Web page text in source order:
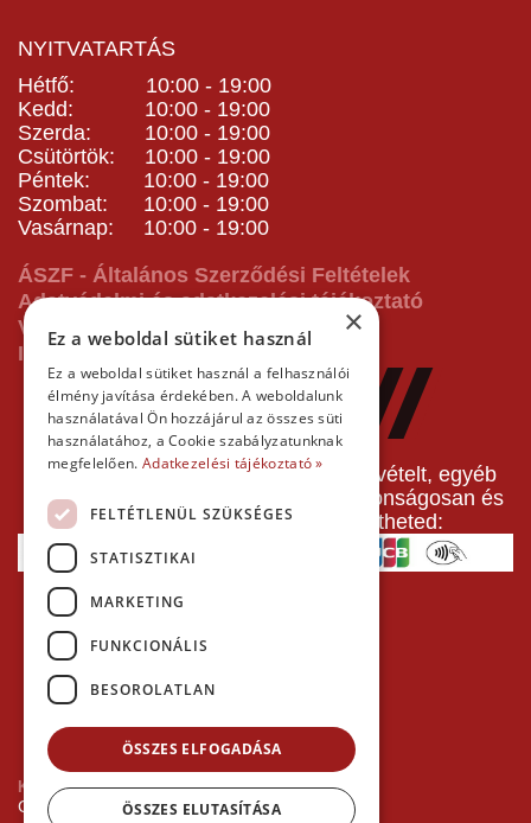
NYITVATARTÁS
Hétfő: 10:00 - 19:00
Kedd: 10:00 - 19:00
Szerda: 10:00 - 19:00
Csütörtök: 10:00 - 19:00
Péntek: 10:00 - 19:00
Szombat: 10:00 - 19:00
Vasárnap: 10:00 - 19:00
ÁSZF - Általános Szerződési Feltételek
Adatvédelmi és adatkezelési tájékoztató
Vásárlás előtti tájékoztató
Impresszum
A pályafoglalást, gokartverseny részvételt, egyéb
termékeinket, szolgáltatásainkat biztonságosan és
gyorsan bankkártyával is kifizetheted:
Kezdőlap
Copyright © 2026 Minden jog fenntartva!
×
Ez a weboldal sütiket használ
Ez a weboldal sütiket használ a felhasználói
élmény javítása érdekében. A weboldalunk
használatával Ön hozzájárul az összes süti
használatához, a Cookie szabályzatunknak
megfelelően. Adatkezelési tájékoztató »
FELTÉTLENÜL SZÜKSÉGES
STATISZTIKAI
MARKETING
FUNKCIONÁLIS
BESOROLATLAN
ÖSSZES ELFOGADÁSA
ÖSSZES ELUTASÍTÁSA